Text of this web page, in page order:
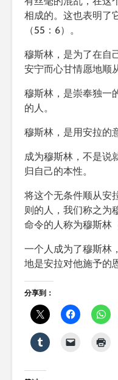
相成的。这也表明了
（55：6）。
穆斯林，是为了在自
安宁而心甘情愿地顺
穆斯林，是崇奉独一
的人。
穆斯林，是用安拉的
成为穆斯林，不是说
归自己的本性。
将这个无条件顺从安
则的人，我们称之为
命令的人称为穆斯林
一个人成为了穆斯林
地是安拉对他施予的
分享到：